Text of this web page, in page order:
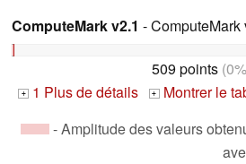
ComputeMark v2.1 - ComputeMark
509 points
+ 1 Plus de détails + Montrer le
- Amplitude des valeurs